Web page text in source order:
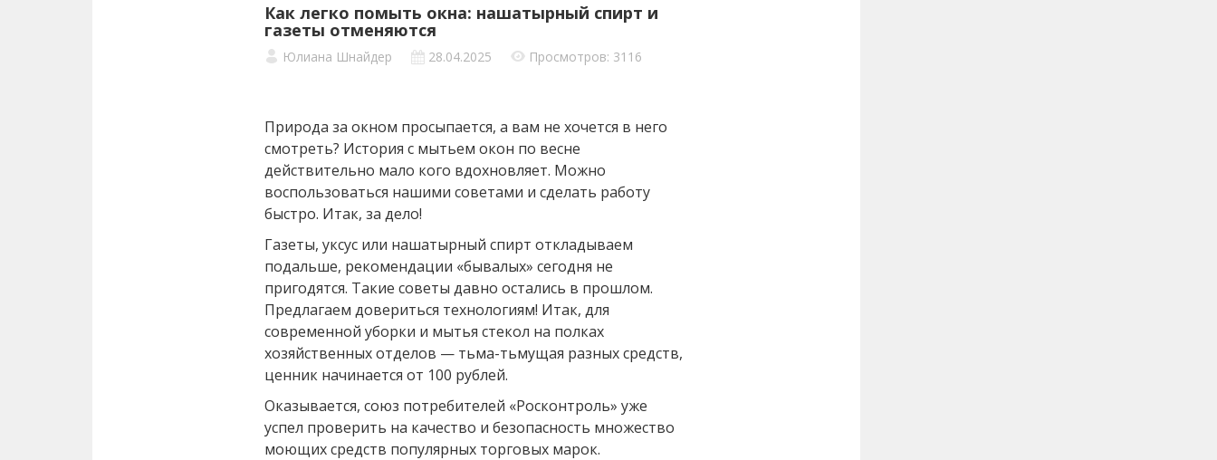
Как легко помыть окна: нашатырный спирт и
газеты отменяются
Юлиана Шнайдер 28.04.2025 Просмотров: 3116
Природа за окном просыпается, а вам не хочется в него
смотреть? История с мытьем окон по весне
действительно мало кого вдохновляет. Можно
воспользоваться нашими советами и сделать работу
быстро. Итак, за дело!
Газеты, уксус или нашатыр­ный спирт откладываем
подальше, рекомендации «бывалых» сегодня не
пригодятся. Такие советы давно остались в прошлом.
Предлагаем довериться технологиям! Итак, для
современной уборки и мытья стекол на полках
хозяйственных отделов — тьма-тьмущая разных средств,
ценник начинается от 100 рублей.
Оказывается, союз потребителей «Росконтроль» уже
успел проверить на качество и безопасность множество
моющих средств популярных торговых марок.